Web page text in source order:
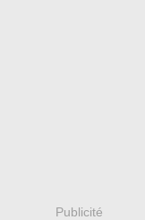
Publicité